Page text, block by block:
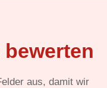
aus, damit wir